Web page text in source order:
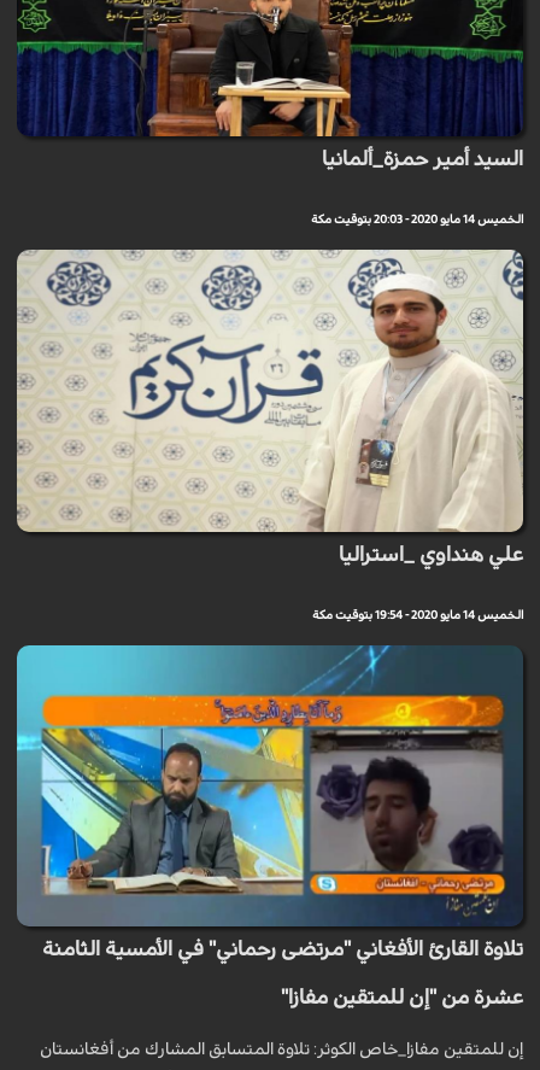
السيد أمير حمزة_ألمانيا
الخميس 14 مايو 2020 - 20:03 بتوقيت مكة
علي هنداوي _استراليا
الخميس 14 مايو 2020 - 19:54 بتوقيت مكة
تلاوة القارئ الأفغاني "مرتضى رحماني" في الأمسية الثامنة
عشرة من "إن للمتقين مفازا"
إن للمتقين مفازا_خاص الكوثر: تلاوة المتسابق المشارك من أفغانستان